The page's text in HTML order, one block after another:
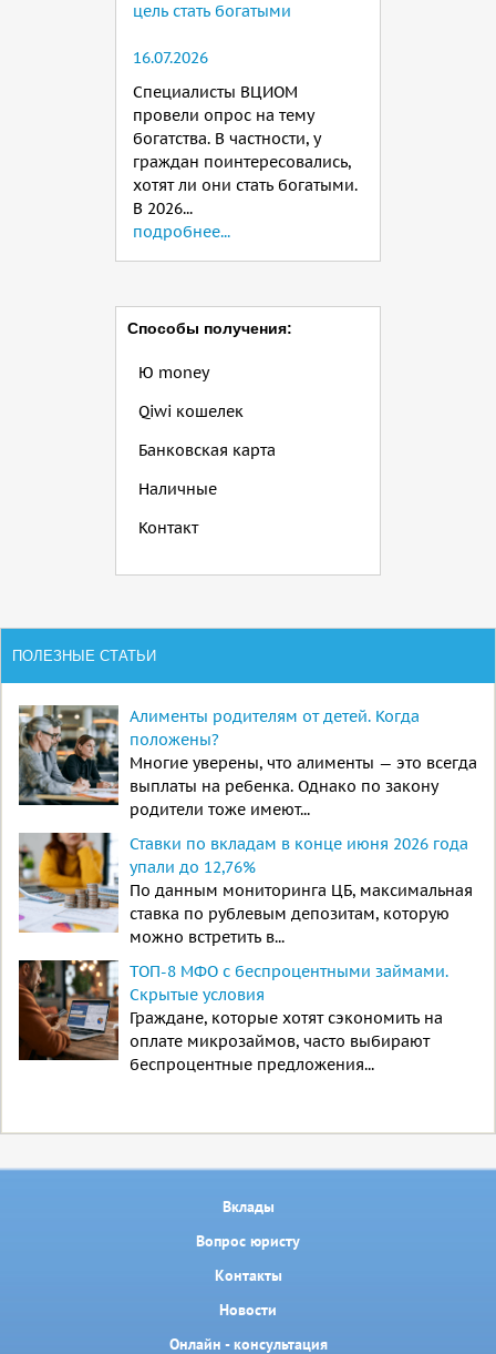
цель стать богатыми
16.07.2026
Специалисты ВЦИОМ
провели опрос на тему
богатства. В частности, у
граждан поинтересовались,
хотят ли они стать богатыми.
В 2026...
подробнее...
Способы получения:
Ю money
Qiwi кошелек
Банковская карта
Наличные
Контакт
ПОЛЕЗНЫЕ СТАТЬИ
Алименты родителям от детей. Когда
положены?
Многие уверены, что алименты — это всегда
выплаты на ребенка. Однако по закону
родители тоже имеют...
Ставки по вкладам в конце июня 2026 года
упали до 12,76%
По данным мониторинга ЦБ, максимальная
ставка по рублевым депозитам, которую
можно встретить в...
ТОП-8 МФО с беспроцентными займами.
Скрытые условия
Граждане, которые хотят сэкономить на
оплате микрозаймов, часто выбирают
беспроцентные предложения...
Вклады
Вопрос юристу
Контакты
Новости
Онлайн - консультация